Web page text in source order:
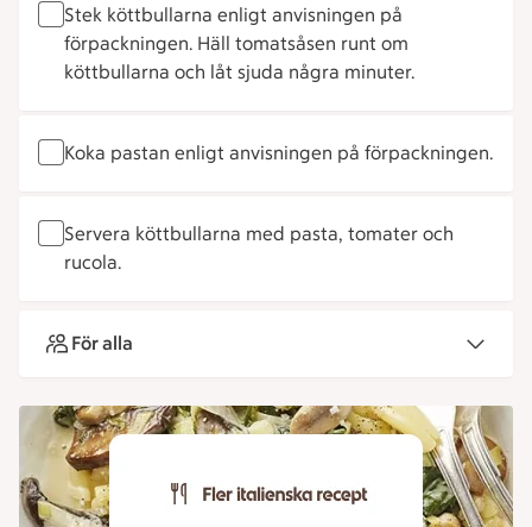
Stek köttbullarna enligt anvisningen på
förpackningen. Häll tomatsåsen runt om
köttbullarna och låt sjuda några minuter.
Koka pastan enligt anvisningen på förpackningen.
Servera köttbullarna med pasta, tomater och
rucola.
För alla